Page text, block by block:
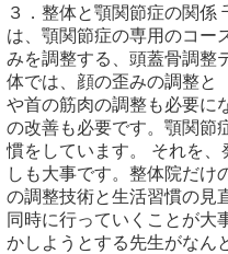
３．整体と顎関節症の関係
は、顎関節症の専用のコー
みを調整する、頭蓋骨調整
体では、顔の歪みの調整
や首の筋肉の調整も必要に
の改善も必要です。顎関節
慣をしています。 それを
しも大事です。整体院だけ
の調整技術と生活習慣の見
同時に行っていくことが大
かしようとする先生がなん